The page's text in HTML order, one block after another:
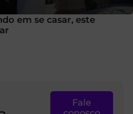
em se casar, este
Fale